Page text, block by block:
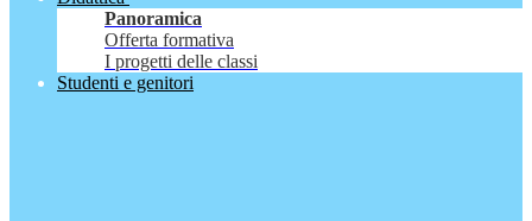
Panoramica
Offerta formativa
I progetti delle classi
Studenti e genitori